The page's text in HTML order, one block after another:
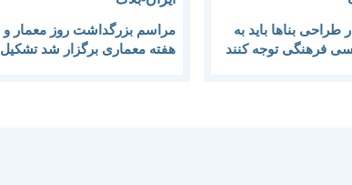
طراحی بناها باید به
فرهنگی توجه کنند
مراسم بزرگداشت روز معمار و
هفته معماری برگزار شد تشکیل